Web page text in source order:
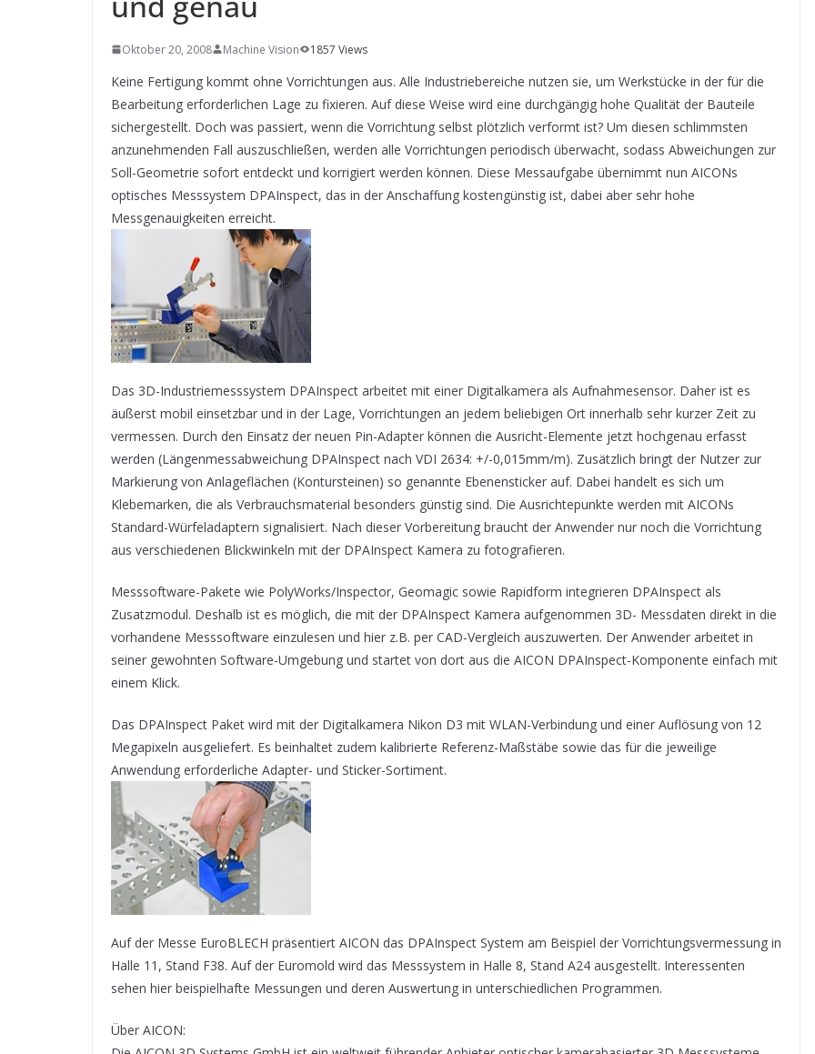
SYSTEMS WIRD EYYES
Compact system for precision
positioning of industrial cameras
Oktober 20, 2008 Machine Vision 1857 Views
Keine Fertigung kommt ohne Vorrichtungen aus. Alle Industriebereiche nutzen sie, um Werkstücke in der für die
Bearbeitung erforderlichen Lage zu fixieren. Auf diese Weise wird eine durchgängig hohe Qualität der Bauteile
sichergestellt. Doch was passiert, wenn die Vorrichtung selbst plötzlich verformt ist? Um diesen schlimmsten
anzunehmenden Fall auszuschließen, werden alle Vorrichtungen periodisch überwacht, sodass Abweichungen zur
Soll-Geometrie sofort entdeckt und korrigiert werden können. Diese Messaufgabe übernimmt nun AICONs
optisches Messsystem DPAInspect, das in der Anschaffung kostengünstig ist, dabei aber sehr hohe
Messgenauigkeiten erreicht.
Das 3D-Industriemesssystem DPAInspect arbeitet mit einer Digitalkamera als Aufnahmesensor. Daher ist es
äußerst mobil einsetzbar und in der Lage, Vorrichtungen an jedem beliebigen Ort innerhalb sehr kurzer Zeit zu
vermessen. Durch den Einsatz der neuen Pin-Adapter können die Ausricht-Elemente jetzt hochgenau erfasst
werden (Längenmessabweichung DPAInspect nach VDI 2634: +/-0,015mm/m). Zusätzlich bringt der Nutzer zur
Markierung von Anlageflächen (Kontursteinen) so genannte Ebenensticker auf. Dabei handelt es sich um
Klebemarken, die als Verbrauchsmaterial besonders günstig sind. Die Ausrichtepunkte werden mit AICONs
Standard-Würfeladaptern signalisiert. Nach dieser Vorbereitung braucht der Anwender nur noch die Vorrichtung
aus verschiedenen Blickwinkeln mit der DPAInspect Kamera zu fotografieren.
Messsoftware-Pakete wie PolyWorks/Inspector, Geomagic sowie Rapidform integrieren DPAInspect als
Zusatzmodul. Deshalb ist es möglich, die mit der DPAInspect Kamera aufgenommen 3D- Messdaten direkt in die
vorhandene Messsoftware einzulesen und hier z.B. per CAD-Vergleich auszuwerten. Der Anwender arbeitet in
seiner gewohnten Software-Umgebung und startet von dort aus die AICON DPAInspect-Komponente einfach mit
einem Klick.
Das DPAInspect Paket wird mit der Digitalkamera Nikon D3 mit WLAN-Verbindung und einer Auflösung von 12
Megapixeln ausgeliefert. Es beinhaltet zudem kalibrierte Referenz-Maßstäbe sowie das für die jeweilige
Anwendung erforderliche Adapter- und Sticker-Sortiment.
Auf der Messe EuroBLECH präsentiert AICON das DPAInspect System am Beispiel der Vorrichtungsvermessung in
Halle 11, Stand F38. Auf der Euromold wird das Messsystem in Halle 8, Stand A24 ausgestellt. Interessenten
sehen hier beispielhafte Messungen und deren Auswertung in unterschiedlichen Programmen.
Über AICON: